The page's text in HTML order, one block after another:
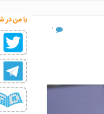
۱
با من در